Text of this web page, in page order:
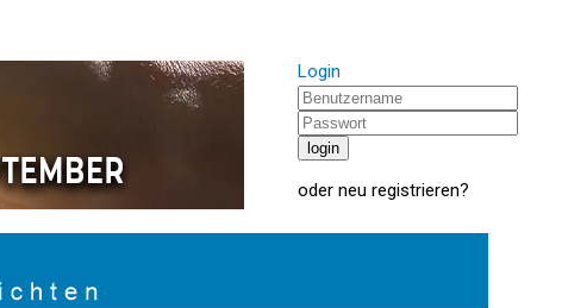
Login
oder neu registrieren?